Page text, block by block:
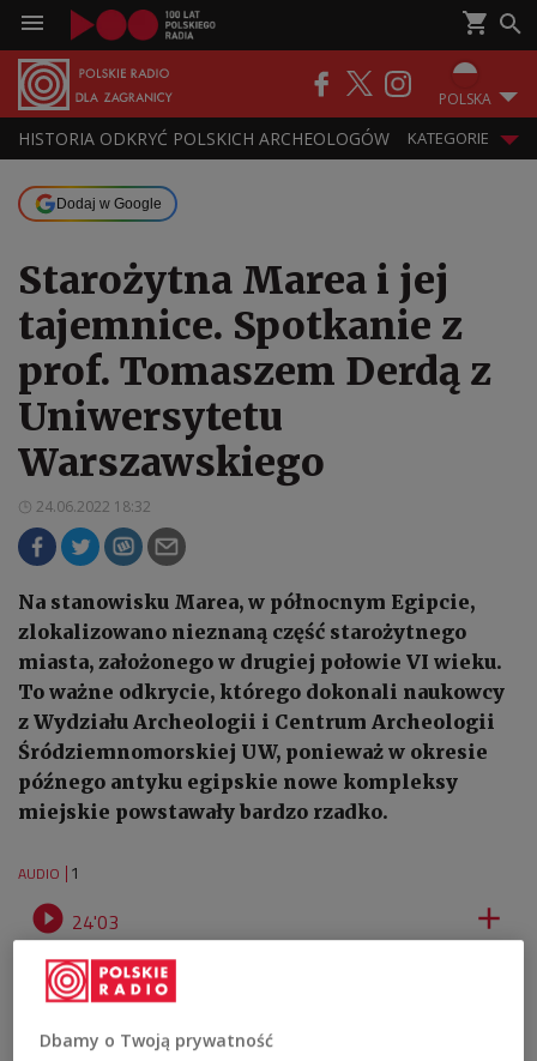
POLSKA
HISTORIA ODKRYĆ POLSKICH ARCHEOLOGÓW KATEGORIE
Dodaj w Google
Starożytna Marea i jej
tajemnice. Spotkanie z
prof. Tomaszem Derdą z
Uniwersytetu
Warszawskiego
24.06.2022 18:32
Na stanowisku Marea, w północnym Egipcie,
zlokalizowano nieznaną część starożytnego
miasta, założonego w drugiej połowie VI wieku.
To ważne odkrycie, którego dokonali naukowcy
z Wydziału Archeologii i Centrum Archeologii
Śródziemnomorskiej UW, ponieważ w okresie
późnego antyku egipskie nowe kompleksy
miejskie powstawały bardzo rzadko.
AUDIO 1
 24'03 
Z prof. Tomaszem Derdą, kierownikiem Katedry Epigrafiki i Papirologii
Wydziału Archeologii Uniwersytetu Warszawskiego, rozmawiała Halina
Ostas [posłuchaj]
Dbamy o Twoją prywatność